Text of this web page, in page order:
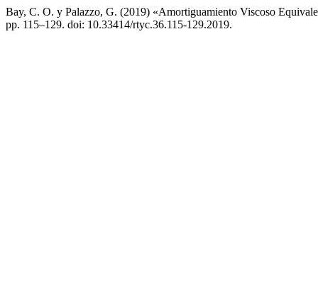
Bay, C. O. y Palazzo, G. (2019) «Amortiguamiento Viscoso
pp. 115–129. doi: 10.33414/rtyc.36.115-129.2019.